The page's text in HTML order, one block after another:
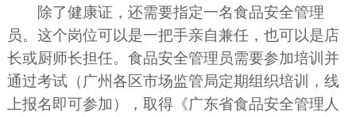
除了健康证，还需要指定一名食品安全管理
员。这个岗位可以是一把手亲自兼任，也可以是店
长或厨师长担任。食品安全管理员需要参加培训并
通过考试（广州各区市场监管局定期组织培训，线
上报名即可参加），取得《广东省食品安全管理人